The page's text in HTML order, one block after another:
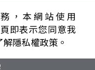
臺 版權所有
隱私權條款
，本網站使用
即表示您同意我
隱私權政策。